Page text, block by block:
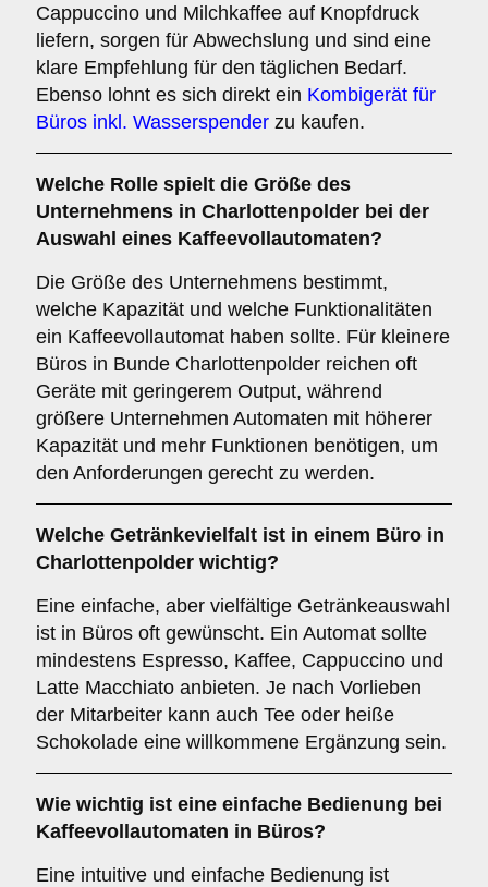
Cappuccino und Milchkaffee auf Knopfdruck
liefern, sorgen für Abwechslung und sind eine
klare Empfehlung für den täglichen Bedarf.
Ebenso lohnt es sich direkt ein Kombigerät für
Büros inkl. Wasserspender zu kaufen.
Welche Rolle spielt die Größe des
Unternehmens in Charlottenpolder bei der
Auswahl eines Kaffeevollautomaten?
Die Größe des Unternehmens bestimmt,
welche Kapazität und welche Funktionalitäten
ein Kaffeevollautomat haben sollte. Für kleinere
Büros in Bunde Charlottenpolder reichen oft
Geräte mit geringerem Output, während
größere Unternehmen Automaten mit höherer
Kapazität und mehr Funktionen benötigen, um
den Anforderungen gerecht zu werden.
Welche Getränkevielfalt ist in einem Büro in
Charlottenpolder wichtig?
Eine einfache, aber vielfältige Getränkeauswahl
ist in Büros oft gewünscht. Ein Automat sollte
mindestens Espresso, Kaffee, Cappuccino und
Latte Macchiato anbieten. Je nach Vorlieben
der Mitarbeiter kann auch Tee oder heiße
Schokolade eine willkommene Ergänzung sein.
Wie wichtig ist eine einfache Bedienung bei
Kaffeevollautomaten in Büros?
Eine intuitive und einfache Bedienung ist